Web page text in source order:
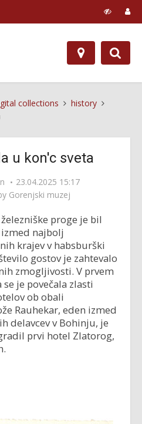
collections
history
u kon'c sveta
23.04.2025 15:17
Gorenjski muzej
proge je bil
najbolj
krajev v habsburški
gostov je zahtevalo
zmogljivosti. V prvem
je povečala zlasti
ob obali
Rauhekar, eden izmed
delavcev v Bohinju, je
prvi hotel Zlatorog,